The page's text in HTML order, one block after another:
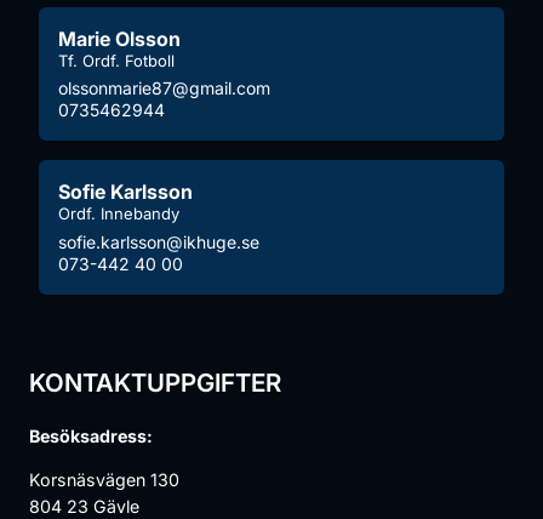
Marie Olsson
Tf. Ordf. Fotboll
olssonmarie87@gmail.com
0735462944
Sofie Karlsson
Ordf. Innebandy
sofie.karlsson@ikhuge.se
073-442 40 00
KONTAKTUPPGIFTER
Besöksadress:
Korsnäsvägen 130
804 23 Gävle